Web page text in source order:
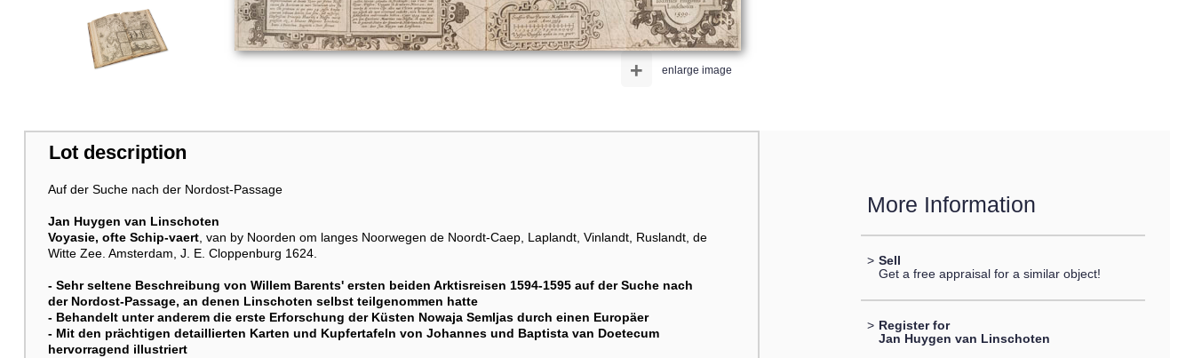
enlarge image
+
Lot description
Auf der Suche nach der Nordost-Passage
Jan Huygen van Linschoten
Voyasie, ofte Schip-vaert, van by Noorden om langes Noorwegen de Noordt-Caep, Laplandt, Vinlandt, Ruslandt, de
Witte Zee. Amsterdam, J. E. Cloppenburg 1624.
- Sehr seltene Beschreibung von Willem Barents' ersten beiden Arktisreisen 1594-1595 auf der Suche nach
der Nordost-Passage, an denen Linschoten selbst teilgenommen hatte
- Behandelt unter anderem die erste Erforschung der Küsten Nowaja Semljas durch einen Europäer
- Mit den prächtigen detaillierten Karten und Kupfertafeln von Johannes und Baptista van Doetecum
hervorragend illustriert
More Information
> Sell
Get a free appraisal for a similar object!
> Register for
Jan Huygen van Linschoten